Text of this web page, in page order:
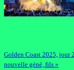
Golden Coast 2025, jour
nouvelle géné, fils »